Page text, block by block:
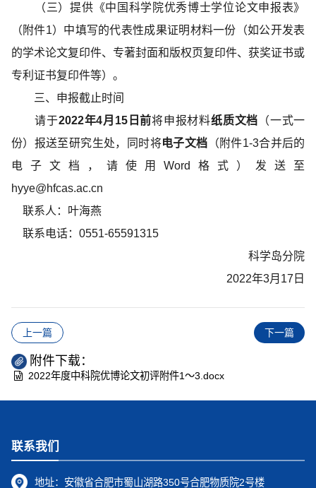
（三）提供《中国科学院优秀博士学位论文申报表》
（附件1）中填写的代表性成果证明材料一份（如公开发表
的学术论文复印件、专著封面和版权页复印件、获奖证书或
专利证书复印件等）。
三、申报截止时间
请于2022年4月15日前将申报材料纸质文档 （一式一
份） 报送至研究生处，同时将电子文档 （附件1-3合并后的
电子文档，请使用Word
格式）发送至
hyye@hfcas.ac.cn
联系人：叶海燕
联系电话：0551-65591315
科学岛分院
2022年3月17日
上一篇 下一篇
附件下载：
2022年度中科院优博论文初评附件1～3.docx
联系我们
地址： 安徽省合肥市蜀山湖路350号合肥物质院2号楼